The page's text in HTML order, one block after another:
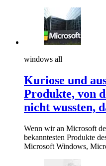
windows all
Kuriose und
Produkte, von
nicht wussten,
Wenn wir an Microsoft
bekanntesten Produkte
Microsoft Windows,